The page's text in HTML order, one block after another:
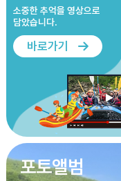
소중한 추억을 영상으로
담았습니다.
바로가기
포토앨범